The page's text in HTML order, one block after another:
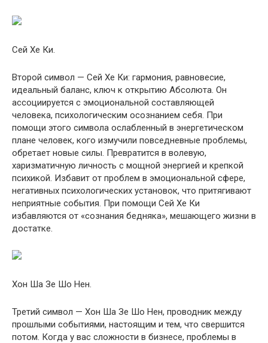
Сей Хе Ки.
Второй символ — Сей Хе Ки: гармония, равновесие,
идеальный баланс, ключ к открытию Абсолюта. Он
ассоциируется с эмоциональной составляющей
человека, психологическим осознанием себя. При
помощи этого символа ослабленный в энергетическом
плане человек, кого измучили повседневные проблемы,
обретает новые силы. Превратится в волевую,
харизматичную личность с мощной энергией и крепкой
психикой. Избавит от проблем в эмоциональной сфере,
негативных психологических установок, что притягивают
неприятные события. При помощи Сей Хе Ки
избавляются от «сознания бедняка», мешающего жизни в
достатке.
Хон Ша Зе Шо Нен.
Третий символ — Хон Ша Зе Шо Нен, проводник между
прошлыми событиями, настоящим и тем, что свершится
потом. Когда у вас сложности в бизнесе, проблемы в